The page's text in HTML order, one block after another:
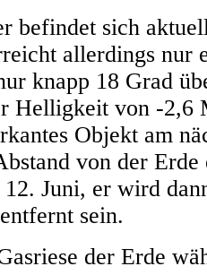
befindet sich
allerdings nur
knapp 18 Grad
Helligkeit von -2,6
Objekt am
von der
Juni, er wird
sein.
der Erde